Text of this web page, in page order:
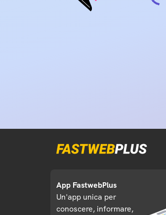
App FastwebPlus
Un'app unica per
conoscere, informare,